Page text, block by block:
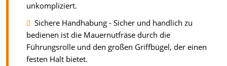
unkompliziert.
Sichere Handhabung - Sicher und handlich zu
bedienen ist die Mauernutfräse durch die
Führungsrolle und den großen Griffbügel, der einen
festen Halt bietet.